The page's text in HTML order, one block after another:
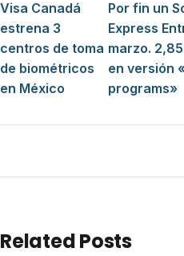
Visa Canadá
estrena 3
centros de toma
de biométricos
en México
Por fin un
Express
marzo.
en versión
programs»
Related Posts